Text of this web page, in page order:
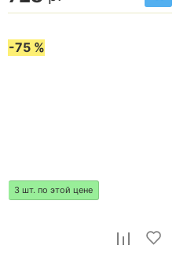
-75 %
3 шт. по этой цене